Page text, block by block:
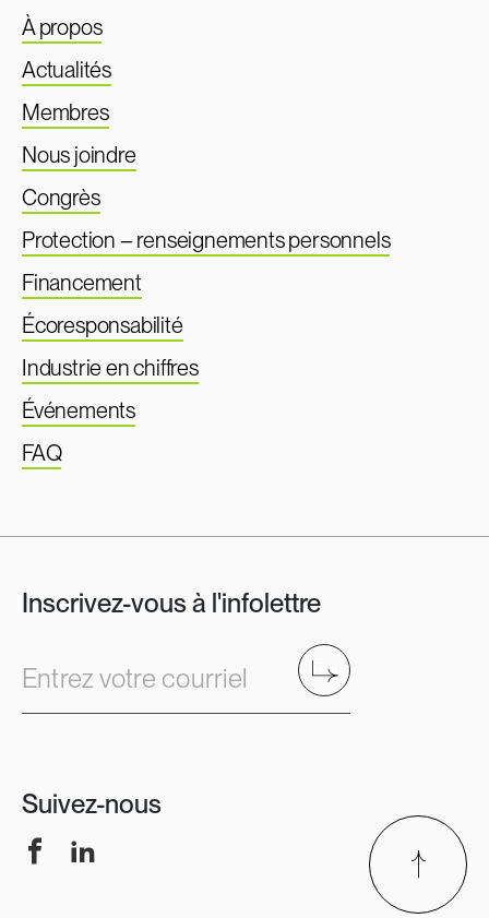
À propos
Actualités
Membres
Nous joindre
Congrès
Protection – renseignements personnels
Financement
Écoresponsabilité
Industrie en chiffres
Événements
FAQ
Inscrivez-vous à l'infolettre
Entrez votre courriel Envoyer
Suivez-nous
FacebookLinkedIn